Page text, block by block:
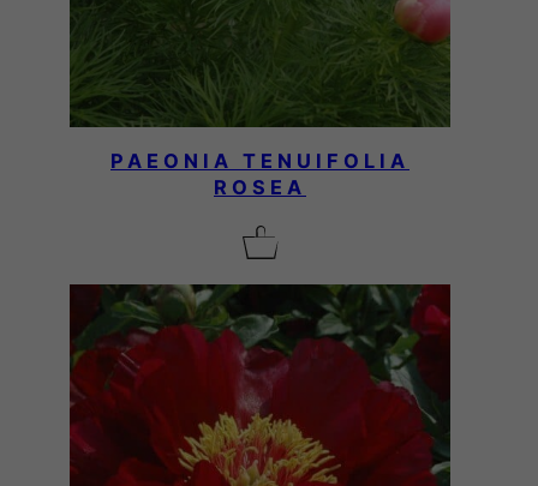
PAEONIA TENUIFOLIA
ROSEA